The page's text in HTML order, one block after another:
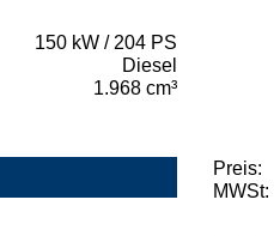
150 kW / 204 PS
Diesel
1.968 cm³
Preis:
MWSt: